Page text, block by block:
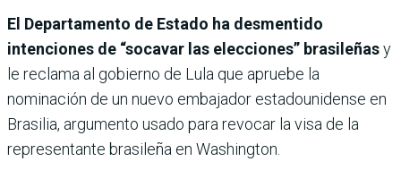
El Departamento de Estado ha desmentido
intenciones de “socavar las elecciones” brasileñasy
le reclama al gobierno de Lula que apruebe la
nominación de un nuevo embajador estadounidense en
Brasilia, argumento usado para revocar la visa de la
representante brasileña en Washington.